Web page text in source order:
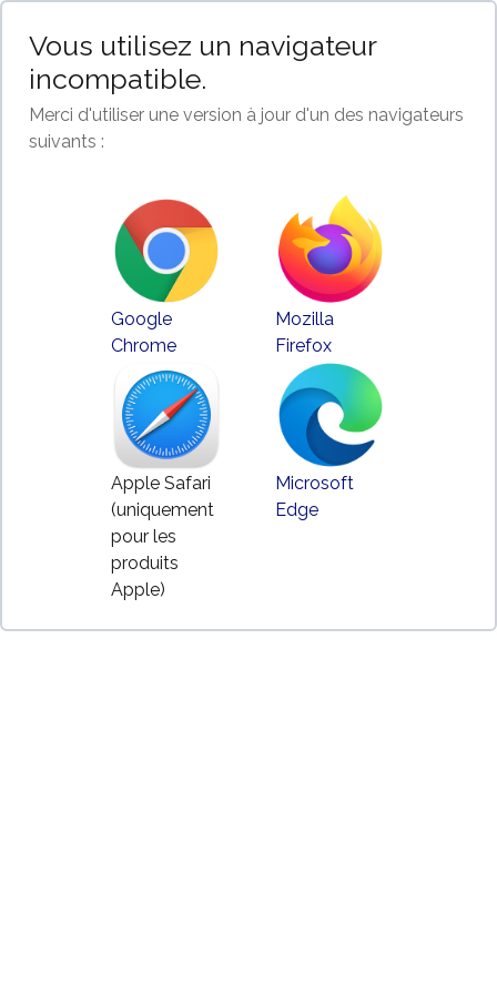
Vous utilisez un navigateur
incompatible.
Merci d'utiliser une version à jour d'un des navigateurs
suivants :
Google
Chrome
Mozilla
Firefox
Apple Safari
(uniquement
pour les
produits
Apple)
Microsoft
Edge